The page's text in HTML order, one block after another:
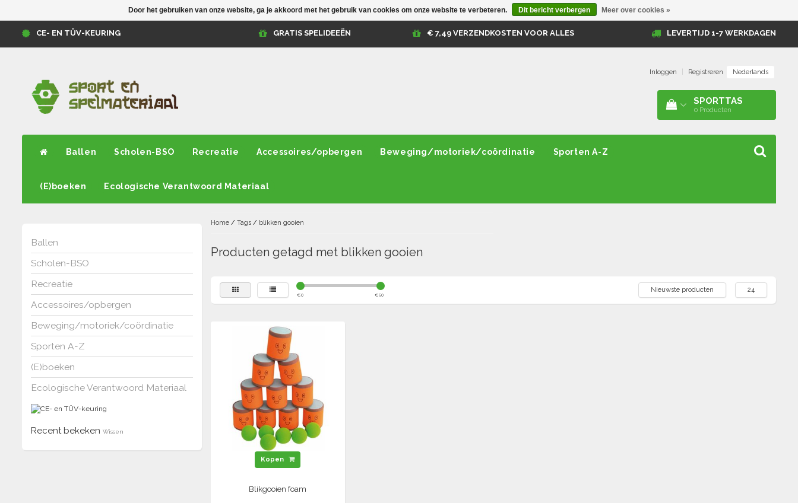
CE- EN TÜV-KEURING GRATIS SPELIDEEËN € 7,49 VERZENDKOSTEN VOOR ALLES LEVERTIJD 1-7 WERKDAGEN
Inloggen Registreren Nederlands
SPORTTAS
0 Producten
Ballen Scholen-BSO Recreatie Accessoires/opbergen Beweging/motoriek/coördinatie Sporten A-Z
(E)boeken Ecologische Verantwoord Materiaal
Ballen
Scholen-BSO
Recreatie
Accessoires/opbergen
Beweging/motoriek/coördinatie
Sporten A-Z
(E)boeken
Ecologische Verantwoord Materiaal
Recent bekeken Wissen
Home/ Tags/ blikken gooien
Producten getagd met blikken gooien
€0 €50
Nieuwste producten 24
Kopen
Blikgooien foam
Door het gebruiken van onze website, ga je akkoord met het gebruik van cookies om onze website te verbeteren. Dit bericht verbergen Meer over cookies »